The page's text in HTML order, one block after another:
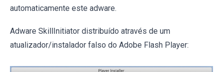
automaticamente este adware.
Adware SkillInitiator distribuído através de um
atualizador/instalador falso do Adobe Flash Player: